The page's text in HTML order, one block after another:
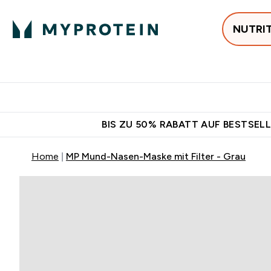
BIS ZU 50% RABATT AUF
Home MP Mund-Nasen-Maske mit Filter - Grau